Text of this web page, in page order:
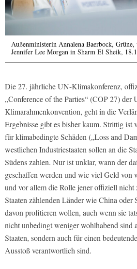
Außenministerin Annalena Baerbock, Grüne,
Jennifer Lee Morgan in Sharm El Sheik,
Die 27. jährliche UN-Klimakonferenz,
„Conference of the Parties“ (COP 27) der
Klimarahmenkonvention, geht in die
Ergebnisse gibt es bisher kaum. Strittig ist
für klimabedingte Schäden („Loss and
westlichen Industriestaaten sollen an die
Südens zahlen. Nur ist unklar, wann der
geschaffen werden und wie viel Geld von
und vor allem die Rolle jener offiziell nicht
Staaten zählenden Länder wie China oder
davon profitieren wollen, auch wenn sie
nicht unbedingt weniger wohlhabend sind
Staaten, sondern auch für einen
Ausstoß verantwortlich sind.